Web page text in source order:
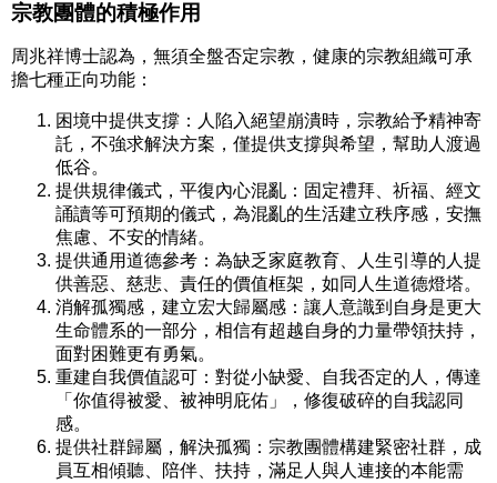
宗教團體的積極作用
周兆祥博士認為，無須全盤否定宗教，健康的宗教組織可承
擔七種正向功能：
困境中提供支撐： 人陷入絕望崩潰時，宗教給予精神寄
託，不強求解決方案，僅提供支撐與希望，幫助人渡過
低谷。
提供規律儀式，平復內心混亂： 固定禮拜、祈福、經文
誦讀等可預期的儀式，為混亂的生活建立秩序感，安撫
焦慮、不安的情緒。
提供通用道德參考： 為缺乏家庭教育、人生引導的人提
供善惡、慈悲、責任的價值框架，如同人生道德燈塔。
消解孤獨感，建立宏大歸屬感： 讓人意識到自身是更大
生命體系的一部分，相信有超越自身的力量帶領扶持，
面對困難更有勇氣。
重建自我價值認可： 對從小缺愛、自我否定的人，傳達
「你值得被愛、被神明庇佑」，修復破碎的自我認同
感。
提供社群歸屬，解決孤獨： 宗教團體構建緊密社群，成
員互相傾聽、陪伴、扶持，滿足人與人連接的本能需